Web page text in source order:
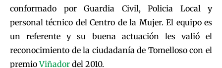
conformado por Guardia Civil, Policia Local y
personal técnico del Centro de la Mujer. El equipo es
un referente y su buena actuación les valió el
reconocimiento de la ciudadanía de Tomelloso con el
premioViñador del 2010.